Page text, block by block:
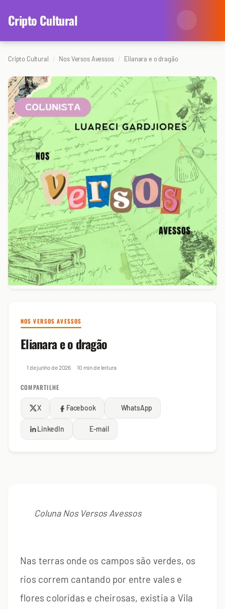
content
Cripto Cultural
Categorias
Agenda
Arte
Cinema
Literatura
Música
Eventos
Colunistas
Redes Antissociais
Sobre Nós
Arquivo
Cripto Cultural Nos Versos Avessos Elianara e o dragão
NOS VERSOS AVESSOS
Elianara e o dragão
1 de junho de 2026 10 min de leitura
COMPARTILHE
X Facebook WhatsApp
LinkedIn E-mail
Coluna Nos Versos Avessos
Nas terras onde os campos são verdes, os
rios correm cantando por entre vales e
flores coloridas e cheirosas, existia a Vila